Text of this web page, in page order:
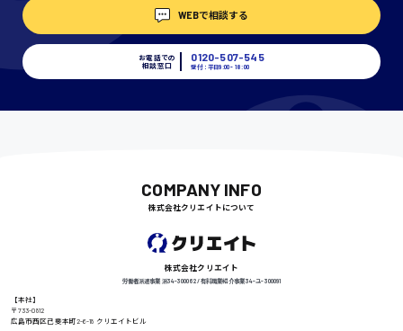
高知県
WEBで相談する
お電話での
相談窓口
0120-507-545
受付：平日9:00 - 18:00
COMPANY INFO
株式会社クリエイトについて
株式会社クリエイト
労働者派遣事業 派34-300062 / 有料職業紹介事業 34-ユ-300091
【本社】
〒733-0812
広島市西区己斐本町2-6-18 クリエイトビル